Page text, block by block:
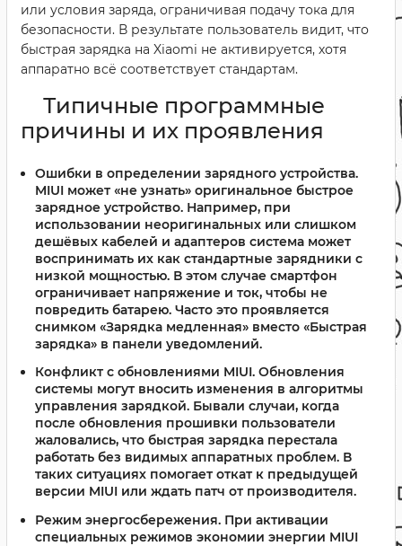
или условия заряда, ограничивая подачу тока для
безопасности. В результате пользователь видит, что
быстрая зарядка на Xiaomi не активируется, хотя
аппаратно всё соответствует стандартам.
Типичные программные
причины и их проявления
Ошибки в определении зарядного устройства.
MIUI может «не узнать» оригинальное быстрое
зарядное устройство. Например, при
использовании неоригинальных или слишком
дешёвых кабелей и адаптеров система может
воспринимать их как стандартные зарядники с
низкой мощностью. В этом случае смартфон
ограничивает напряжение и ток, чтобы не
повредить батарею. Часто это проявляется
снимком «Зарядка медленная» вместо «Быстрая
зарядка» в панели уведомлений.
Конфликт с обновлениями MIUI. Обновления
системы могут вносить изменения в алгоритмы
управления зарядкой. Бывали случаи, когда
после обновления прошивки пользователи
жаловались, что быстрая зарядка перестала
работать без видимых аппаратных проблем. В
таких ситуациях помогает откат к предыдущей
версии MIUI или ждать патч от производителя.
Режим энергосбережения. При активации
специальных режимов экономии энергии MIUI